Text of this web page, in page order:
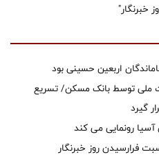
خبرنگار"
اربعین حسینی بود
واحد نهضت ملی توسط بانک مسکن/ تسریع
گیرد
آسیا رونمایی می کند
فرارسیدن روز خبرنگار